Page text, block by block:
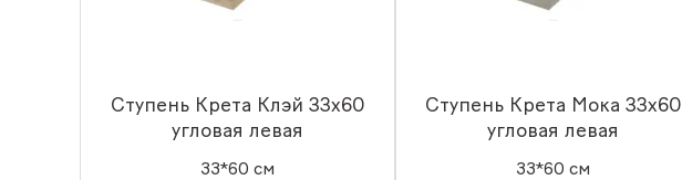
Ступень Крета Клэй 33x60
угловая левая
33*60 см
Ступень Крета Мока 33x60
угловая левая
33*60 см